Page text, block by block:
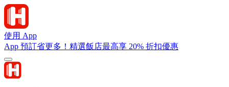
使用 App
App 預訂省更多！精選飯店最高享 20% 折扣優惠